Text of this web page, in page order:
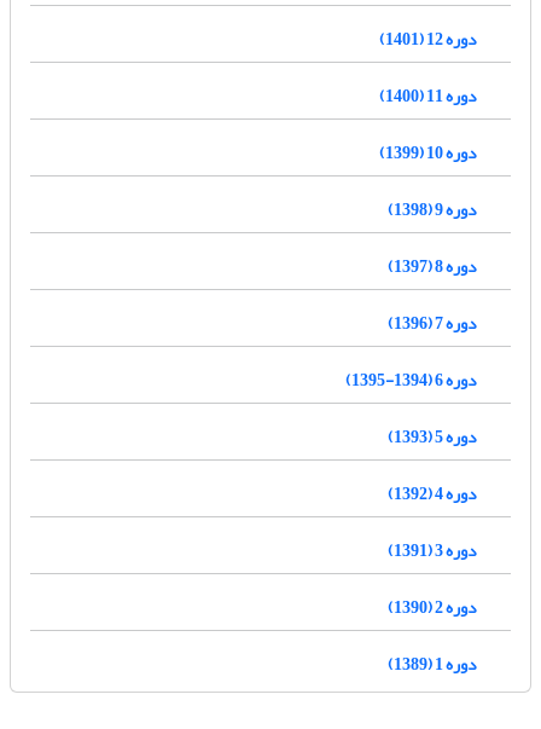
دوره 12 (1401)
دوره 11 (1400)
دوره 10 (1399)
دوره 9 (1398)
دوره 8 (1397)
دوره 7 (1396)
دوره 6 (1394-1395)
دوره 5 (1393)
دوره 4 (1392)
دوره 3 (1391)
دوره 2 (1390)
دوره 1 (1389)